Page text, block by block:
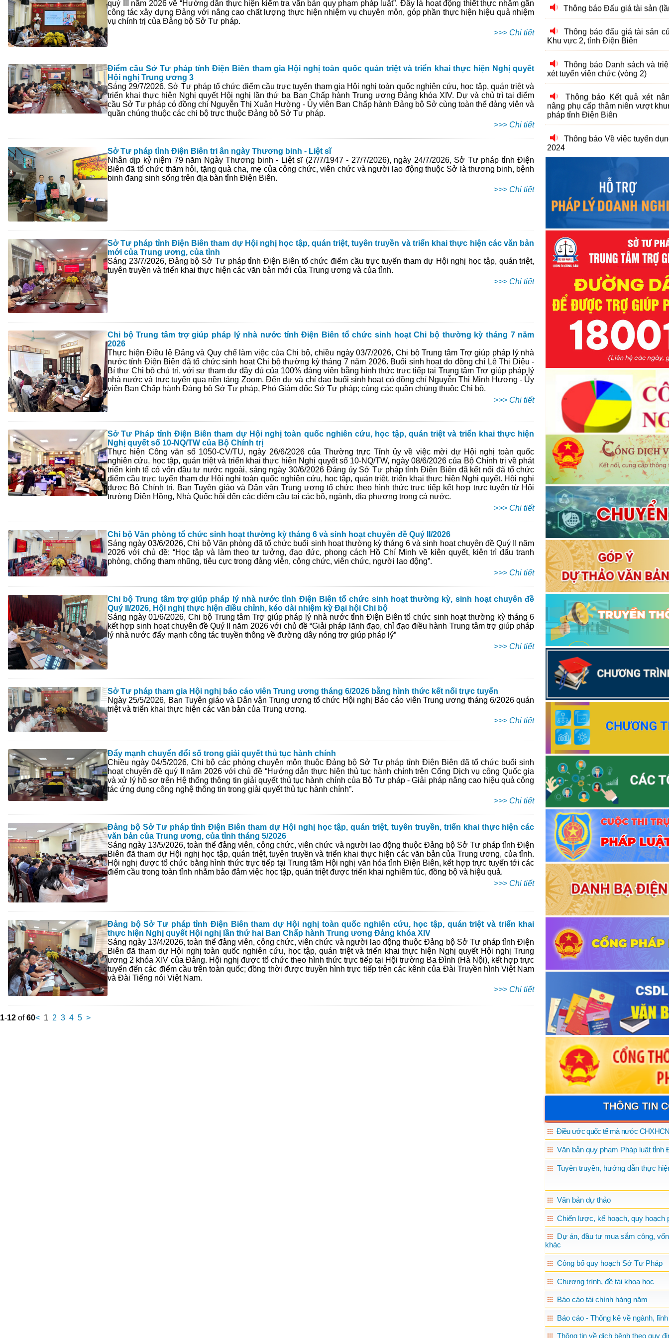
quý III năm 2026 về “Hướng dẫn thực hiện kiểm tra văn bản quy phạm pháp luật”. Đây là hoạt động thiết thực nhằm gắn
công tác xây dựng Đảng với nâng cao chất lượng thực hiện nhiệm vụ chuyên môn, góp phần thực hiện hiệu quả nhiệm
vụ chính trị của Đảng bộ Sở Tư pháp.
>>> Chi tiết
Điểm cầu Sở Tư pháp tỉnh Điện Biên tham gia Hội nghị toàn quốc quán triệt và triển khai thực hiện Nghị quyết
Hội nghị Trung ương 3
Sáng 29/7/2026, Sở Tư pháp tổ chức điểm cầu trực tuyến tham gia Hội nghị toàn quốc nghiên cứu, học tập, quán triệt và
triển khai thực hiện Nghị quyết Hội nghị lần thứ ba Ban Chấp hành Trung ương Đảng khóa XIV. Dự và chủ trì tại điểm
cầu Sở Tư pháp có đồng chí Nguyễn Thị Xuân Hường - Ủy viên Ban Chấp hành Đảng bộ Sở cùng toàn thể đảng viên và
quần chúng thuộc các chi bộ trực thuộc Đảng bộ Sở Tư pháp.
>>> Chi tiết
Sở Tư pháp tỉnh Điện Biên tri ân ngày Thương binh - Liệt sĩ
Nhân dịp kỷ niệm 79 năm Ngày Thương binh - Liệt sĩ (27/7/1947 - 27/7/2026), ngày 24/7/2026, Sở Tư pháp tỉnh Điện
Biên đã tổ chức thăm hỏi, tặng quà cha, mẹ của công chức, viên chức và người lao động thuộc Sở là thương binh, bệnh
binh đang sinh sống trên địa bàn tỉnh Điện Biên.
>>> Chi tiết
Sở Tư pháp tỉnh Điện Biên tham dự Hội nghị học tập, quán triệt, tuyên truyền và triển khai thực hiện các văn bản
mới của Trung ương, của tỉnh
Sáng 23/7/2026, Đảng bộ Sở Tư pháp tỉnh Điện Biên tổ chức điểm cầu trực tuyến tham dự Hội nghị học tập, quán triệt,
tuyên truyền và triển khai thực hiện các văn bản mới của Trung ương và của tỉnh.
>>> Chi tiết
Chi bộ Trung tâm trợ giúp pháp lý nhà nước tỉnh Điện Biên tổ chức sinh hoạt Chi bộ thường kỳ tháng 7 năm
2026
Thực hiện Điều lệ Đảng và Quy chế làm việc của Chi bộ, chiều ngày 03/7/2026, Chi bộ Trung tâm Trợ giúp pháp lý nhà
nước tỉnh Điện Biên đã tổ chức sinh hoạt Chi bộ thường kỳ tháng 7 năm 2026. Buổi sinh hoạt do đồng chí Lê Thị Diệu -
Bí thư Chi bộ chủ trì, với sự tham dự đầy đủ của 100% đảng viên bằng hình thức trực tiếp tại Trung tâm Trợ giúp pháp lý
nhà nước và trực tuyến qua nền tảng Zoom. Đến dự và chỉ đạo buổi sinh hoạt có đồng chí Nguyễn Thị Minh Hương - Ủy
viên Ban Chấp hành Đảng bộ Sở Tư pháp, Phó Giám đốc Sở Tư pháp; cùng các quần chúng thuộc Chi bộ.
>>> Chi tiết
Sở Tư Pháp tỉnh Điện Biên tham dự Hội nghị toàn quốc nghiên cứu, học tập, quán triệt và triển khai thực hiện
Nghị quyết số 10-NQ/TW của Bộ Chính trị
Thực hiện Công văn số 1050-CV/TU, ngày 26/6/2026 của Thường trực Tỉnh ủy về việc mời dự Hội nghị toàn quốc
nghiên cứu, học tập, quán triệt và triển khai thực hiện Nghị quyết số 10-NQ/TW, ngày 08/6/2026 của Bộ Chính trị về phát
triển kinh tế có vốn đầu tư nước ngoài, sáng ngày 30/6/2026 Đảng ủy Sở Tư pháp tỉnh Điện Biên đã kết nối đã tổ chức
điểm cầu trực tuyến tham dự Hội nghị toàn quốc nghiên cứu, học tập, quán triệt, triển khai thực hiện Nghị quyết. Hội nghị
được Bộ Chính trị, Ban Tuyên giáo và Dân vận Trung ương tổ chức theo hình thức trực tiếp kết hợp trực tuyến từ Hội
trường Diên Hồng, Nhà Quốc hội đến các điểm cầu tại các bộ, ngành, địa phương trong cả nước.
>>> Chi tiết
Chi bộ Văn phòng tổ chức sinh hoạt thường kỳ tháng 6 và sinh hoạt chuyên đề Quý II/2026
Sáng ngày 03/6/2026, Chi bộ Văn phòng đã tổ chức buổi sinh hoạt thường kỳ tháng 6 và sinh hoạt chuyên đề Quý II năm
2026 với chủ đề: “Học tập và làm theo tư tưởng, đạo đức, phong cách Hồ Chí Minh về kiên quyết, kiên trì đấu tranh
phòng, chống tham nhũng, tiêu cực trong đảng viên, công chức, viên chức, người lao động”.
>>> Chi tiết
Chi bộ Trung tâm trợ giúp pháp lý nhà nước tỉnh Điện Biên tổ chức sinh hoạt thường kỳ, sinh hoạt chuyên đề
Quý II/2026, Hội nghị thực hiện điều chỉnh, kéo dài nhiệm kỳ Đại hội Chi bộ
Sáng ngày 01/6/2026, Chi bộ Trung tâm Trợ giúp pháp lý nhà nước tỉnh Điện Biên tổ chức sinh hoạt thường kỳ tháng 6
kết hợp sinh hoạt chuyên đề Quý II năm 2026 với chủ đề “Giải pháp lãnh đạo, chỉ đạo điều hành Trung tâm trợ giúp pháp
lý nhà nước đẩy mạnh công tác truyền thông về đường dây nóng trợ giúp pháp lý”
>>> Chi tiết
Sở Tư pháp tham gia Hội nghị báo cáo viên Trung ương tháng 6/2026 bằng hình thức kết nối trực tuyến
Ngày 25/5/2026, Ban Tuyên giáo và Dân vận Trung ương tổ chức Hội nghị Báo cáo viên Trung ương tháng 6/2026 quán
triệt và triển khai thực hiện các văn bản của Trung ương.
>>> Chi tiết
Đẩy mạnh chuyển đổi số trong giải quyết thủ tục hành chính
Chiều ngày 04/5/2026, Chi bộ các phòng chuyên môn thuộc Đảng bộ Sở Tư pháp tỉnh Điện Biên đã tổ chức buổi sinh
hoạt chuyên đề quý II năm 2026 với chủ đề “Hướng dẫn thực hiện thủ tục hành chính trên Cổng Dịch vụ công Quốc gia
và xử lý hồ sơ trên Hệ thống thông tin giải quyết thủ tục hành chính của Bộ Tư pháp - Giải pháp nâng cao hiệu quả công
tác ứng dụng công nghệ thông tin trong giải quyết thủ tục hành chính”.
>>> Chi tiết
Đảng bộ Sở Tư pháp tỉnh Điện Biên tham dự Hội nghị học tập, quán triệt, tuyên truyền, triển khai thực hiện các
văn bản của Trung ương, của tỉnh tháng 5/2026
Sáng ngày 13/5/2026, toàn thể đảng viên, công chức, viên chức và người lao động thuộc Đảng bộ Sở Tư pháp tỉnh Điện
Biên đã tham dự Hội nghị học tập, quán triệt, tuyên truyền và triển khai thực hiện các văn bản của Trung ương, của tỉnh.
Hội nghị được tổ chức bằng hình thức trực tiếp tại Trung tâm Hội nghị văn hóa tỉnh Điện Biên, kết hợp trực tuyến tới các
điểm cầu trong toàn tỉnh nhằm bảo đảm việc học tập, quán triệt được triển khai nghiêm túc, đồng bộ và hiệu quả.
>>> Chi tiết
Đảng bộ Sở Tư pháp tỉnh Điện Biên tham dự Hội nghị toàn quốc nghiên cứu, học tập, quán triệt và triển khai
thực hiện Nghị quyết Hội nghị lần thứ hai Ban Chấp hành Trung ương Đảng khóa XIV
Sáng ngày 13/4/2026, toàn thể đảng viên, công chức, viên chức và người lao động thuộc Đảng bộ Sở Tư pháp tỉnh Điện
Biên đã tham dự Hội nghị toàn quốc nghiên cứu, học tập, quán triệt và triển khai thực hiện Nghị quyết Hội nghị Trung
ương 2 khóa XIV của Đảng. Hội nghị được tổ chức theo hình thức trực tiếp tại Hội trường Ba Đình (Hà Nội), kết hợp trực
tuyến đến các điểm cầu trên toàn quốc; đồng thời được truyền hình trực tiếp trên các kênh của Đài Truyền hình Việt Nam
và Đài Tiếng nói Việt Nam.
>>> Chi tiết
1-12 of60< 1 2 3 4 5 >
Khu vực 2, tỉnh Điện Biên
Thông báo Danh sách và
xét tuyển viên chức (vòng 2)
Thông báo Kết quả xét
nâng phụ cấp thâm niên vượt
pháp tỉnh Điện Biên
Thông báo Về việc tuyển
2024
Thông báo Kết quả xét
nâng phụ cấp thâm niên nghề
tỉnh Điện Biên
Thông báo Danh sách và
xét tuyển viên chức (Vòng 2)
Thông báo Về việc tuyển
Thông báo Kết quả xét
khung, nâng bậc lương
trước thời hạn năm 2023 của
pháp tỉnh Điện Biên
Thông báo Lịch tiếp công
Thông báo Lịch tiếp công
Thông báo Lịch tiếp công
Thông báo Kết quả Cuộc thi
quyết của Đảng; pháp luật về
hóa trên môi trường số của
Điện Biên năm 2026”
THÔNG TIN
Điều ước quốc tế mà nước
Văn bản quy phạm Pháp luật tỉnh
Tuyên truyền, hướng dẫn thực
Văn bản dự thảo
Chiến lược, kế hoạch, quy hoạch
Dự án, đầu tư mua sắm công,
khác
Công bố quy hoạch Sở Tư Pháp
Chương trình, đề tài khoa học
Báo cáo tài chính hàng năm
Báo cáo - Thống kê về ngành,
Thông tin về dịch bệnh theo quy